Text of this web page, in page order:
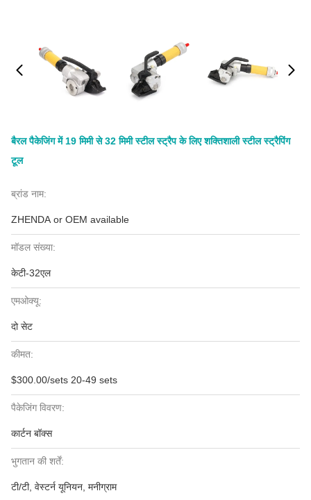
बैरल पैकेजिंग में 19 मिमी से 32 मिमी स्टील स्ट्रैप के लिए शक्तिशाली स्टील स्ट्रैपिंग
टूल
ब्रांड नाम:
ZHENDA or OEM available
मॉडल संख्या:
केटी-32एल
एमओक्यू:
दो सेट
कीमत:
$300.00/sets 20-49 sets
पैकेजिंग विवरण:
कार्टन बॉक्स
भुगतान की शर्तें:
टी/टी, वेस्टर्न यूनियन, मनीग्राम